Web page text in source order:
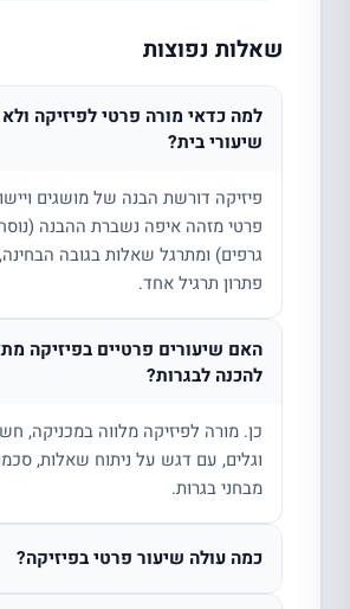
שאלות נפוצות
למה כדאי מורה פרטי לפיזיקה
שיעורי בית?
פיזיקה דורשת הבנה של מושגים
פרטי מזהה איפה נשברת ההבנה
גרפים) ומתרגל שאלות בגובה
פתרון תרגיל אחד.
האם שיעורים פרטיים בפיזיקה
להכנה לבגרות?
כן. מורה לפיזיקה מלווה במכניקה,
וגלים, עם דגש על ניתוח שאלות,
מבחני בגרות.
כמה עולה שיעור פרטי בפיזיקה?